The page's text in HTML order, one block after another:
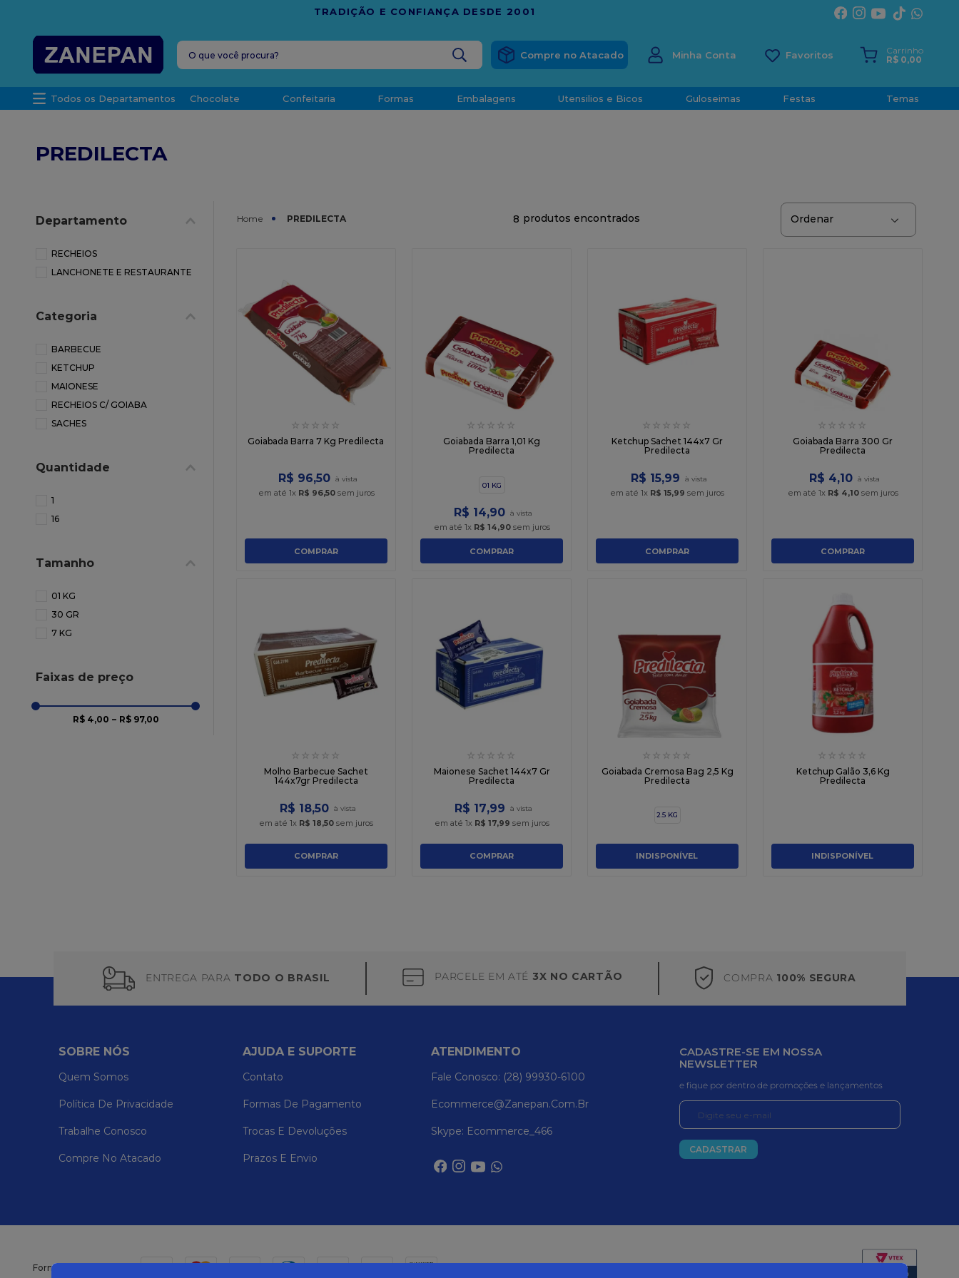
FRETE GRÁTISEM COMPRAS ACIMA DE R$ 1.000,00 PARA O ESPÍRITO SANTO
O que você procura?
Minha Conta
Carrinho
R$ 0,00
Todos os Departamentos Chocolate Confeitaria Formas Embalagens Utensilios e Bicos Guloseimas Festas Temas
PREDILECTA
Departamento
RECHEIOS
LANCHONETE E RESTAURANTE
Categoria
BARBECUE
KETCHUP
MAIONESE
RECHEIOS C/ GOIABA
SACHES
Quantidade
1
16
Tamanho
01 KG
30 GR
7 KG
Faixas de preço
R$ 4,00 – R$ 97,00
PREDILECTA 8
☆ ☆ ☆ ☆ ☆
Goiabada Barra 7 Kg Predilecta
R$ 96,50
em até 1x R$ 96,50sem juros
COMPRAR
☆ ☆ ☆ ☆ ☆
Goiabada Barra 1,01 Kg
Predilecta
01 KG
R$ 14,90
em até 1x R$ 14,90sem juros
COMPRAR
☆ ☆ ☆ ☆ ☆
Ketchup Sachet 144x7 Gr
Predilecta
R$ 15,99
em até 1x R$ 15,99 sem juros
COMPRAR
☆ ☆ ☆ ☆ ☆
Goiabada Barra 300 Gr
Predilecta
R$ 4,10
em até 1x R$ 4,10sem juros
COMPRAR
☆ ☆ ☆ ☆ ☆
Molho Barbecue Sachet
144x7gr Predilecta
R$ 18,50
em até 1x R$ 18,50 sem juros
COMPRAR
☆ ☆ ☆ ☆ ☆
Maionese Sachet 144x7 Gr
Predilecta
R$ 17,99
em até 1x R$ 17,99 sem juros
COMPRAR
☆ ☆ ☆ ☆ ☆
Goiabada Cremosa Bag 2,5 Kg
Predilecta
2.5 KG
INDISPONÍVEL
☆ ☆ ☆ ☆ ☆
Ketchup Galão 3,6 Kg
Predilecta
INDISPONÍVEL
ENTREGA PARA TODO O BRASIL PARCELE EM ATÉ 3X NO CARTÃO COMPRA 100% SEGURA
SOBRE NÓS
Quem Somos
Política De Privacidade
Trabalhe Conosco
Compre No Atacado
AJUDA E SUPORTE
Contato
Formas De Pagamento
Trocas E Devoluções
Prazos E Envio
ATENDIMENTO
Fale Conosco: (28) 99930-6100
Ecommerce@zanepan.com.br
Skype: Ecommerce_466
CADASTRE-SE EM NOSSA
NEWSLETTER
e fique por dentro de promoções e lançamentos
CADASTRAR
Formas de pagamento
leite condensado
9º
caixa kraft
10 º chocolate